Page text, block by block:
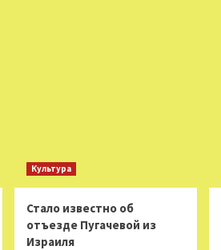
Культура
Стало известно об
отъезде Пугачевой из
Израиля